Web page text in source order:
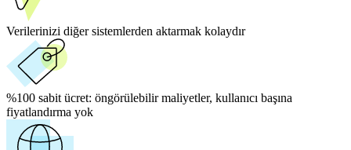
Verilerinizi diğer sistemlerden aktarmak kolaydır
%100 sabit ücret: öngörülebilir maliyetler, kullanıcı başına
fiyatlandırma yok